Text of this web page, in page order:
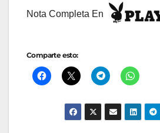
Nota Completa En
Comparte esto: